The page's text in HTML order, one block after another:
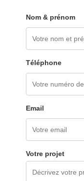
Nom & prénom
Téléphone
Email
Votre projet